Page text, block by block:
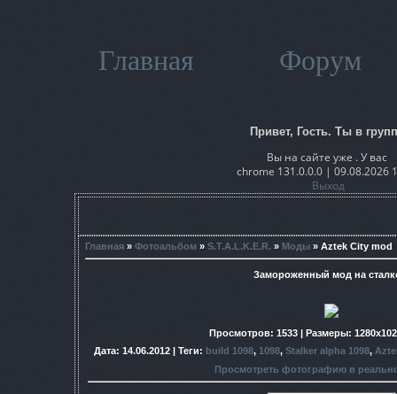
Главная Форум
Привет, Гость. Ты в
Вы на сайте уже . У вас
chrome 131.0.0.0 | 09.08.2026
Выход
Главная » Фотоальбом » S.T.A.L.K.E.R. » Моды » Aztek City mod
Замороженный мод на
Просмотров: 1533 | Размеры:
Дата: 14.06.2012 | Теги: build 1098, 1098, Stalker alpha 1098,
Просмотреть фотографию в